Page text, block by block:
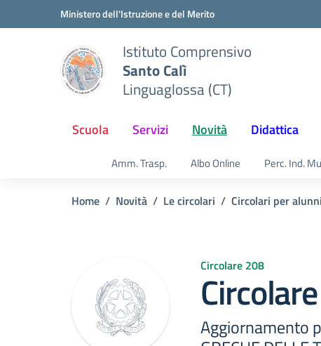
Vai ai contenuti
Vai al menu di navigazioneMinistero dell'Istruzione e del Merito
Istituto Comprensivo
Santo Calì
Linguaglossa (CT)
Scuola Servizi Novità Didattica
Amm. Trasp. Albo Online Perc. Ind.
Home Novità Le circolari Circolari per
Circolare 208
Aggiornamento